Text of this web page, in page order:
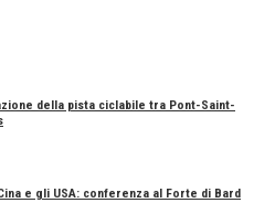
della pista ciclabile tra Pont-Saint-
e gli USA: conferenza al Forte di Bard